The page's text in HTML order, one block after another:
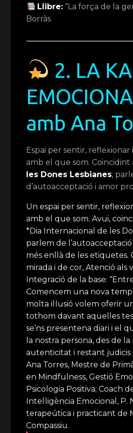
Llibre:“La força de la
Borràs
2. LA
amb Ana
Espai per sentir,
amb el que som. Coincidint
les Dones Lesbianes,
d’autoacceptació i amor
Un espai per sentir,
amb el que som. Avui,
*Dia Internacional de les
parlem de l’autoacceptació
més enllà de les etiquetes.
mirada i de cor, Atenció als
Integració de la base:
Comencem una nova
molta il·lusió volem oferir
tothom davant aquelles
se’ns presentena diari i el
la nostra persona, des de la
autenticitat i restant judicis
Ana Torres, Mestre de
en Mindfulness, Gestió
Psicologia Positiva; Coach
Intel·ligència Emocional, P.
terapeútica i practicant de
Compassiu.